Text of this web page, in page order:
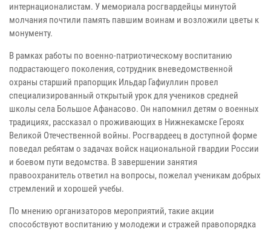
интернационалистам. У мемориала росгвардейцы минутой
молчания почтили память павшим воинам и возложили цветы к
монументу.
В рамках работы по военно-патриотическому воспитанию
подрастающего поколения, сотрудник вневедомственной
охраны старший прапорщик Ильдар Гафиуллин провел
специализированный открытый урок для учеников средней
школы села Большое Афанасово. Он напомнил детям о военных
традициях, рассказал о проживающих в Нижнекамске Героях
Великой Отечественной войны. Росгвардеец в доступной форме
поведал ребятам о задачах войск национальной гвардии России
и боевом пути ведомства. В завершении занятия
правоохранитель ответил на вопросы, пожелал ученикам добрых
стремлений и хорошей учебы.
По мнению организаторов мероприятий, такие акции
способствуют воспитанию у молодежи и стражей правопорядка